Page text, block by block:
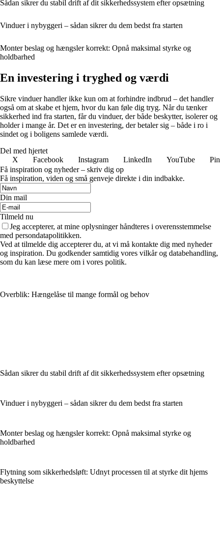
Sådan sikrer du stabil drift af dit sikkerhedssystem efter opsætning
Vinduer i nybyggeri – sådan sikrer du dem bedst fra starten
Monter beslag og hængsler korrekt: Opnå maksimal styrke og
holdbarhed
En investering i tryghed og værdi
Sikre vinduer handler ikke kun om at forhindre indbrud – det handler
også om at skabe et hjem, hvor du kan føle dig tryg. Når du tænker
sikkerhed ind fra starten, får du vinduer, der både beskytter, isolerer og
holder i mange år. Det er en investering, der betaler sig – både i ro i
sindet og i boligens samlede værdi.
Del med hjertet
X
Facebook Instagram LinkedIn YouTube
Få inspiration og nyheder – skriv dig op
Få inspiration, viden og små genveje direkte i din indbakke.
Din mail
Tilmeld nu
Jeg accepterer, at mine oplysninger håndteres i overensstemmelse
med persondatapolitikken.
Ved at tilmelde dig accepterer du, at vi må kontakte dig med nyheder
og inspiration. Du godkender samtidig vores vilkår og databehandling,
som du kan læse mere om i vores politik.
Overblik: Hængelåse til mange formål og behov
Sådan sikrer du stabil drift af dit sikkerhedssystem efter opsætning
Vinduer i nybyggeri – sådan sikrer du dem bedst fra starten
Monter beslag og hængsler korrekt: Opnå maksimal styrke og
holdbarhed
Flytning som sikkerhedsløft: Udnyt processen til at styrke dit hjems
beskyttelse